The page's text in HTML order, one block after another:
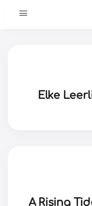
Elke
A Rising